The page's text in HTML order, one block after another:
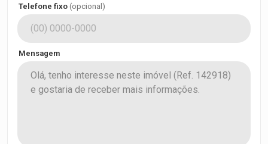
Telefone fixo (opcional)
Mensagem